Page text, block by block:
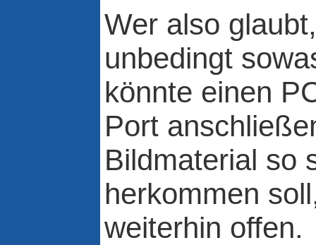
Wer also
unbedingt
könnte einen
Port
Bildmaterial so
herkommen
weiterhin offen.